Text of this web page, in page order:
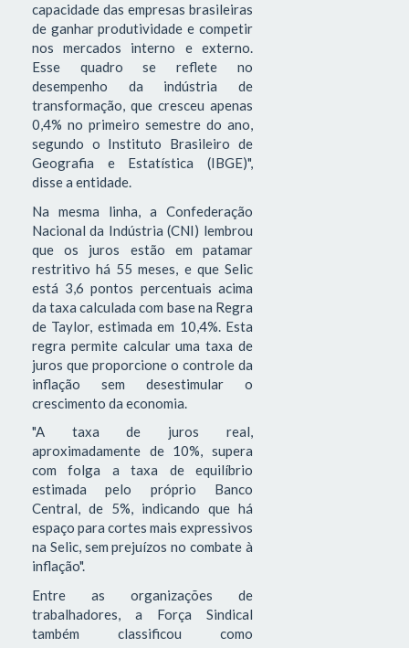
capacidade das empresas brasileiras
de ganhar produtividade e competir
nos mercados interno e externo.
Esse quadro se reflete no
desempenho da indústria de
transformação, que cresceu apenas
0,4% no primeiro semestre do ano,
segundo o Instituto Brasileiro de
Geografia e Estatística (IBGE)",
disse a entidade.
Na mesma linha, a Confederação
Nacional da Indústria (CNI) lembrou
que os juros estão em patamar
restritivo há 55 meses, e que Selic
está 3,6 pontos percentuais acima
da taxa calculada com base na Regra
de Taylor, estimada em 10,4%. Esta
regra permite calcular uma taxa de
juros que proporcione o controle da
inflação sem desestimular o
crescimento da economia.
"A taxa de juros real,
aproximadamente de 10%, supera
com folga a taxa de equilíbrio
estimada pelo próprio Banco
Central, de 5%, indicando que há
espaço para cortes mais expressivos
na Selic, sem prejuízos no combate à
inflação".
Entre as organizações de
trabalhadores, a Força Sindical
também classificou como